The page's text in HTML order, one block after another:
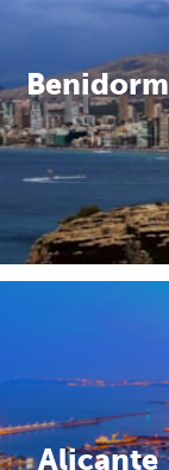
Benidorm
Alicante